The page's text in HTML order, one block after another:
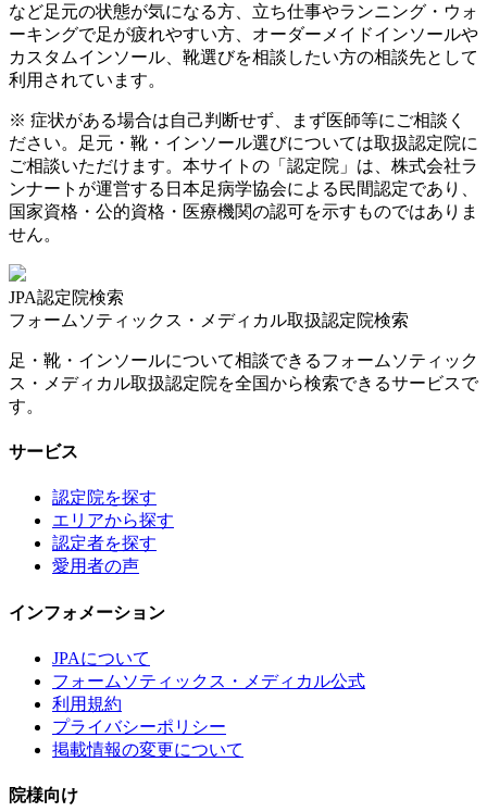
など足元の状態が気になる方、立ち仕事やランニング・ウォ
ーキングで足が疲れやすい方、オーダーメイドインソールや
カスタムインソール、靴選びを相談したい方の相談先として
利用されています。
※ 症状がある場合は自己判断せず、まず医師等にご相談く
ださい。足元・靴・インソール選びについては取扱認定院に
ご相談いただけます。本サイトの「認定院」は、株式会社ラ
ンナートが運営する日本足病学協会による民間認定であり、
国家資格・公的資格・医療機関の認可を示すものではありま
せん。
JPA認定院検索
フォームソティックス・メディカル取扱認定院検索
足・靴・インソールについて相談できるフォームソティック
ス・メディカル取扱認定院を全国から検索できるサービスで
す。
サービス
認定院を探す
エリアから探す
認定者を探す
愛用者の声
インフォメーション
JPAについて
フォームソティックス・メディカル公式
利用規約
プライバシーポリシー
掲載情報の変更について
院様向け